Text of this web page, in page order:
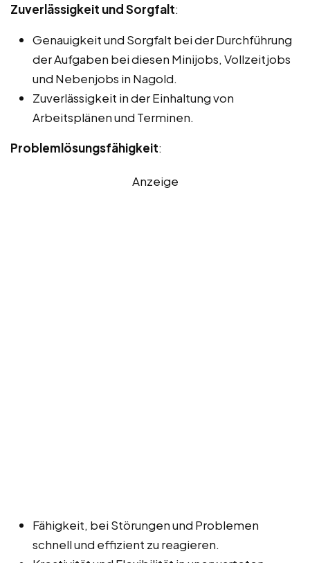
Zuverlässigkeit und Sorgfalt:
Genauigkeit und Sorgfalt bei der Durchführung
der Aufgaben bei diesen Minijobs, Vollzeitjobs
und Nebenjobs in Nagold.
Zuverlässigkeit in der Einhaltung von
Arbeitsplänen und Terminen.
Problemlösungsfähigkeit:
Anzeige
Fähigkeit, bei Störungen und Problemen
schnell und effizient zu reagieren.